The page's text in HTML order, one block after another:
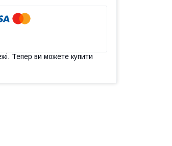
Тепер ви можете купити